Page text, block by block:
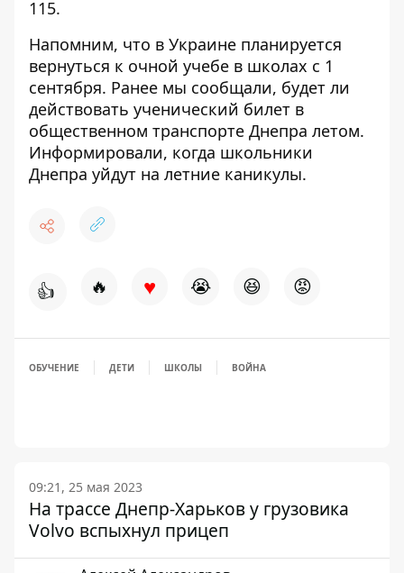
115.
Напомним, что в Украине планируется
вернуться к очной учебе в школах с 1
сентября. Ранее мы сообщали, будет ли
действовать ученический билет в
общественном транспорте Днепра летом.
Информировали, когда школьники
Днепра уйдут на летние каникулы.
👍 🔥 ♥ 😭 😆 😡
ОБУЧЕНИЕ ДЕТИ ШКОЛЫ ВОЙНА
09:21, 25 мая 2023
На трассе Днепр-Харьков у грузовика
Volvo вспыхнул прицеп